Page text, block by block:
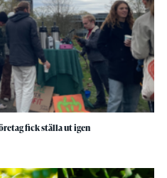
fick ställa ut igen